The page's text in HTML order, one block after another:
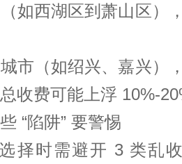
如西湖区到萧山区）
市（如绍兴、嘉兴）
收费可能上浮 10%-
“陷阱” 要警惕
择时需避开 3 类乱